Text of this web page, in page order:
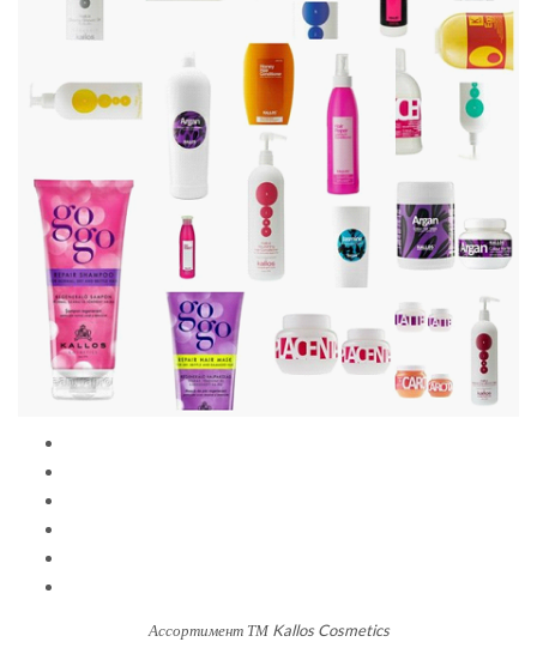
Ассортимент ТМ Kallos Cosmetics